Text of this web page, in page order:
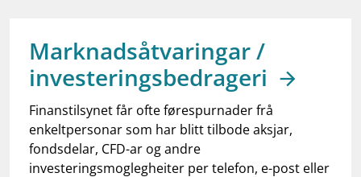
dashboardInformasjon for investorer
notifications_noneAbonner på nyhetsvarsel
Marknadsåtvaringar /
investeringsbedrageri
Finanstilsynet får ofte førespurnader frå
enkeltpersonar som har blitt tilbode aksjar,
fondsdelar, CFD-ar og andre
investeringsmoglegheiter per telefon, e-post eller